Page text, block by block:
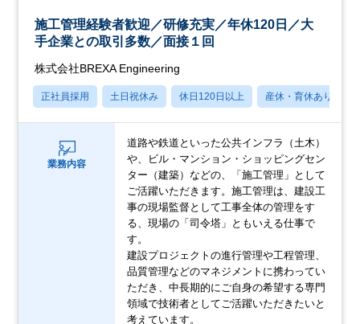
施工管理経験者歓迎／研修充実／年休120日／大
手企業との取引多数／面接１回
株式会社BREXA Engineering
正社員採用 土日祝休み 休日120日以上 産休・育休あり
業務内容
道路や鉄道といった公共インフラ（土木）
や、ビル・マンション・ショッピングセン
ター（建築）などの、「施工管理」として
ご活躍いただきます。施工管理は、建設工
事の現場監督として工事全体の管理をす
る、現場の「司令塔」ともいえる仕事で
す。
建設プロジェクトの進行管理や工程管理、
品質管理などのマネジメントに携わってい
ただき、中長期的にご自身の希望する専門
領域で技術者としてご活躍いただきたいと
考えています。